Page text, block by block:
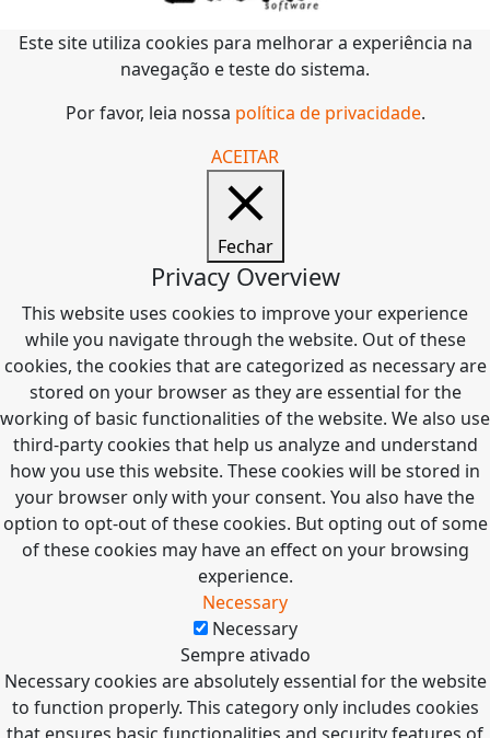
Este site utiliza cookies para melhorar a experiência na
navegação e teste do sistema.
Por favor, leia nossa política de privacidade.
ACEITAR
Fechar
Privacy Overview
This website uses cookies to improve your experience
while you navigate through the website. Out of these
cookies, the cookies that are categorized as necessary are
stored on your browser as they are essential for the
working of basic functionalities of the website. We also use
third-party cookies that help us analyze and understand
how you use this website. These cookies will be stored in
your browser only with your consent. You also have the
option to opt-out of these cookies. But opting out of some
of these cookies may have an effect on your browsing
experience.
Necessary
Necessary
Sempre ativado
Necessary cookies are absolutely essential for the website
to function properly. This category only includes cookies